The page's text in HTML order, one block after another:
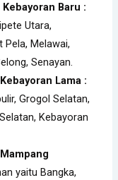
Baru :
Utara,
Pela, Melawai,
Senayan.
Lama :
Grogol Selatan,
Kebayoran
yaitu Bangka,